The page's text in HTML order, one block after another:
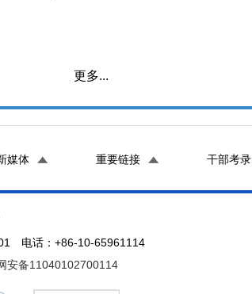
更多...
媒体 重要链接 干部考录
电话：+86-10-65961114
安备11040102700114